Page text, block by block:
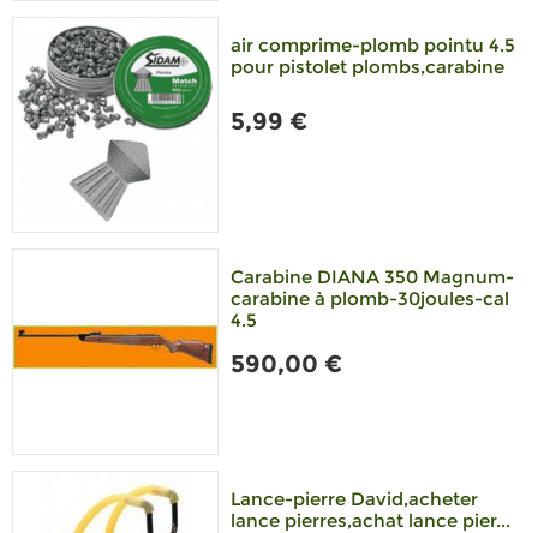
air comprime-plomb pointu 4.5
pour pistolet plombs,carabine
5,99 €
Carabine DIANA 350 Magnum-
carabine à plomb-30joules-cal
4.5
590,00 €
Lance-pierre David,acheter
lance pierres,achat lance pier...